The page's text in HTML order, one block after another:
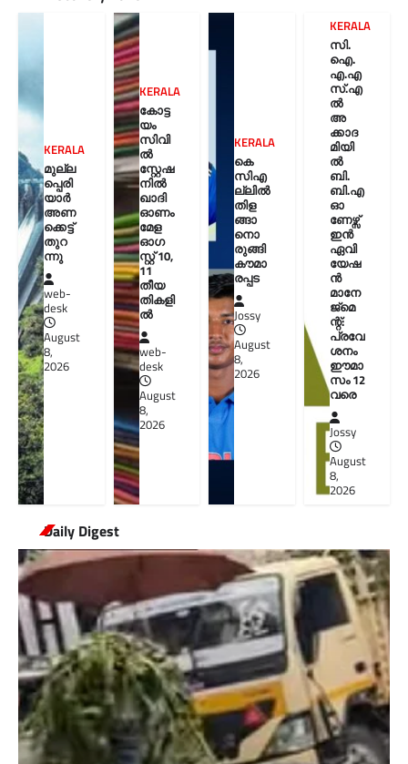
KERALA
മുല്ല
പ്പെരി
യാര്‍
അണ
ക്കെട്ട്
തുറ
ന്നു
web-
desk
August
8,
2026
KERALA
കോട്ട
യം
സിവി
ൽ
സ്റ്റേഷ
നിൽ
ഖാദി
ഓണം
മേള
ഓഗ
സ്റ്റ് 10,
11
തീയ
തികളി
ല്‍
web-
desk
August
8,
2026
KERALA
കെ
സിഎ
ല്ലിൽ
തിള
ങ്ങാ
നൊ
രുങ്ങി
കൗമാ
രപ്പട
Jossy
August
8,
2026
KERALA
സി.
ഐ.
എ.എ
സ്.എ
ൽ
അ
ക്കാദ
മിയി
ൽ
ബി.
ബി.എ
ഓ
ണേഴ്സ്
ഇൻ
ഏവി
യേഷ
ൻ
മാനേ
ജ്മെ
ന്റ്:
പ്രവേ
ശനം
ഈമാ
സം 12
വരെ
Jossy
August
8,
2026
Daily Digest